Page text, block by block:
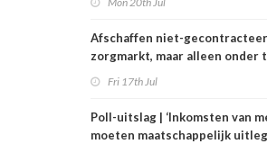
Afschaffen niet-
zorgmarkt, maar alleen onder
Fri 17th Jul
Poll-uitslag | ‘Inkomsten van
moeten maatschappelijk